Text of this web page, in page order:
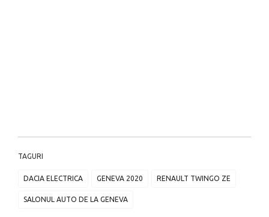
TAGURI
DACIA ELECTRICA GENEVA 2020 RENAULT TWINGO ZE
SALONUL AUTO DE LA GENEVA